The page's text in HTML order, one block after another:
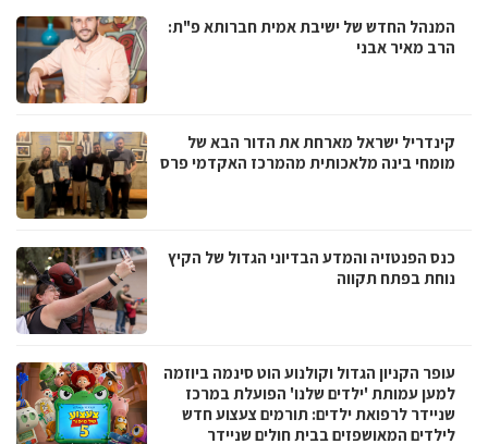
המנהל החדש של ישיבת אמית חברותא פ"ת:
הרב מאיר אבני
קינדריל ישראל מארחת את הדור הבא של
מומחי בינה מלאכותית מהמרכז האקדמי פרס
כנס הפנטזיה והמדע הבדיוני הגדול של הקיץ
נוחת בפתח תקווה
עופר הקניון הגדול וקולנוע הוט סינמה ביוזמה
למען עמותת 'ילדים שלנו' הפועלת במרכז
שניידר לרפואת ילדים: תורמים צעצוע חדש
לילדים המאושפזים בבית חולים שניידר